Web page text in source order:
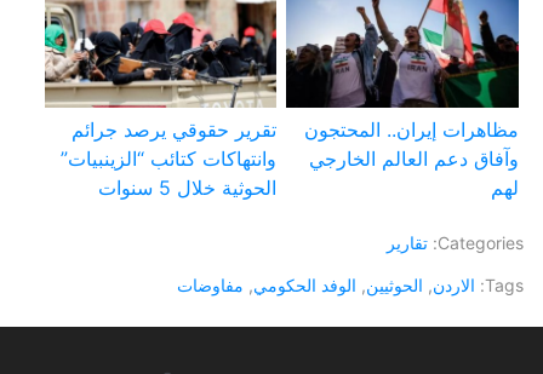
مظاهرات إيران.. المحتجون
وآفاق دعم العالم الخارجي
لهم
تقرير حقوقي يرصد جرائم
وانتهاكات كتائب “الزينبيات”
الحوثية خلال 5 سنوات
Categories: تقارير
Tags: الاردن, الحوثيين, الوفد الحكومي, مفاوضات